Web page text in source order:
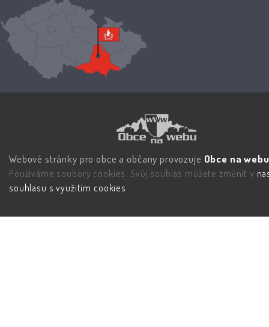
Webové stránky pro obce a občany provozuje Obce na
Používáme soubory cookies. Svůj souhlas můžete změnit v
souhlasu s využitím cookies.